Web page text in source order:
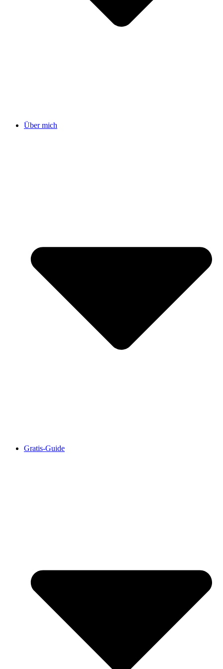
Über mich
Gratis-Guide